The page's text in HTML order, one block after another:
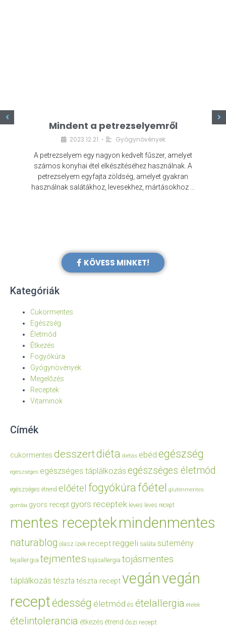
Mindent a petrezselyemről
2023.12.21. • Gyógynövények
A petrezselyem egy nagyon kedvelt fűszer, amelyet
számos konyhai étel elkészítéséhez használnak. A
petrezselyem egyfajta zöldség, amelyet gyakran
használnak salátákhoz, levesekhez, mártásokhoz …
KÖVESS MINKET!
Kategóriák
Cukormentes
Egészség
Életmód
Étkezés
Fogyókúra
Gyógynövények
Megelőzés
Receptek
Vitaminok
Címék
cukormentes desszertdiéta diétás ebéd egészség
egészséges egészséges táplálkozás egészséges életmód
egészséges étrend előétel fogyókúrafőétel gluténmentes
gomba gyors recept gyors receptek leves leves recept
mentes receptekmindenmentes
naturablog olasz ízek recept reggeli saláta sütemény
tejallergia tejmentes tojásallergia tojásmentes
táplálkozás tészta tészta receptvegánvegán
receptédesség életmód és ételallergia ételek
ételintolerancia étkezés étrend őszi recept